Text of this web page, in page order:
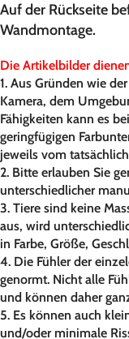
Auf der Rückseite
Wandmontage.
Die Artikelbilder
1. Aus Gründen wie
Kamera, dem
Fähigkeiten kann es
geringfügigen
jeweils vom
2. Bitte erlauben Sie
unterschiedlicher
3. Tiere sind keine
aus, wird
in Farbe, Größe,
4. Die Fühler der
genormt. Nicht alle
und können daher
5. Es können auch
und/oder minimale